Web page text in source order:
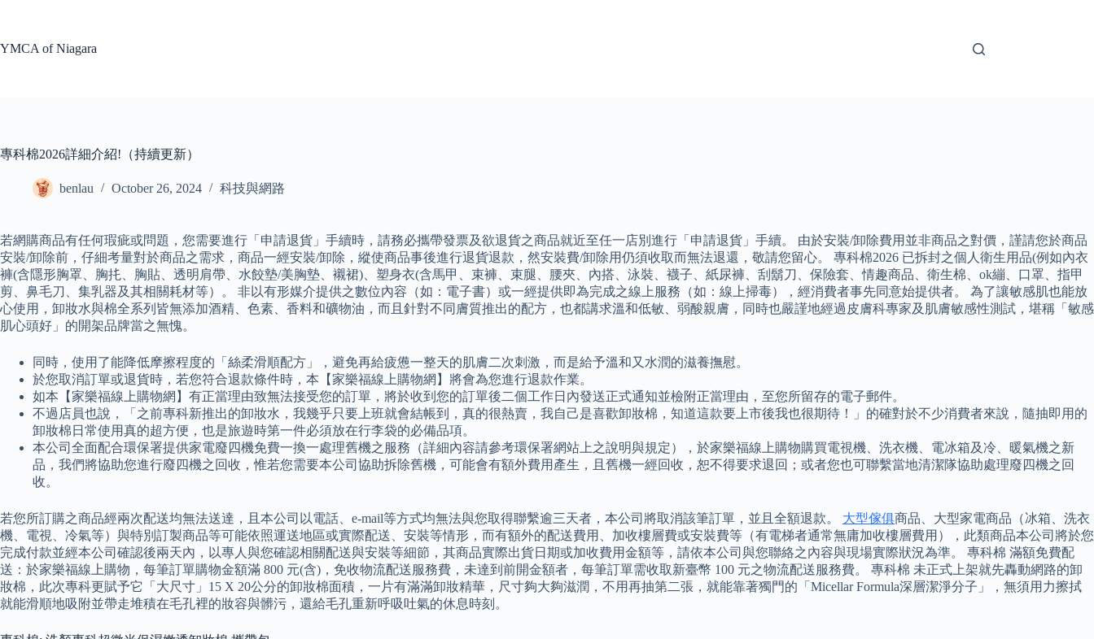
YMCA of Niagara
專科棉2026詳細介紹!（持續更新）
benlau October 26, 2024 科技與網路
若網購商品有任何瑕疵或問題，您需要進行「申請退貨」手續時，請務必攜帶發票及欲退貨之商品就近至任一店別進行「申請退貨」手續。 由於安裝/卸除費用並非商品之對價，謹請您於商品
安裝/卸除前，仔細考量對於商品之需求，商品一經安裝/卸除，縱使商品事後進行退貨退款，然安裝費/卸除用仍須收取而無法退還，敬請您留心。 專科棉2026 已拆封之個人衛生用品(例如內衣
褲(含隱形胸罩、胸扥、胸貼、透明肩帶、水餃墊/美胸墊、襯裙)、塑身衣(含馬甲、束褲、束腿、腰夾、內搭、泳裝、襪子、紙尿褲、刮鬍刀、保險套、情趣商品、衛生棉、ok繃、口罩、指甲
剪、鼻毛刀、集乳器及其相關耗材等）。 非以有形媒介提供之數位內容（如：電子書）或一經提供即為完成之線上服務（如：線上掃毒），經消費者事先同意始提供者。 為了讓敏感肌也能放
心使用，卸妝水與棉全系列皆無添加酒精、色素、香料和礦物油，而且針對不同膚質推出的配方，也都講求溫和低敏、弱酸親膚，同時也嚴謹地經過皮膚科專家及肌膚敏感性測試，堪稱「敏感
肌心頭好」的開架品牌當之無愧。
同時，使用了能降低摩擦程度的「絲柔滑順配方」，避免再給疲憊一整天的肌膚二次刺激，而是給予溫和又水潤的滋養撫慰。
於您取消訂單或退貨時，若您符合退款條件時，本【家樂福線上購物網】將會為您進行退款作業。
如本【家樂福線上購物網】有正當理由致無法接受您的訂單，將於收到您的訂單後二個工作日內發送正式通知並檢附正當理由，至您所留存的電子郵件。
不過店員也說，「之前專科新推出的卸妝水，我幾乎只要上班就會結帳到，真的很熱賣，我自己是喜歡卸妝棉，知道這款要上市後我也很期待！」的確對於不少消費者來說，隨抽即用的
卸妝棉日常使用真的超方便，也是旅遊時第一件必須放在行李袋的必備品項。
本公司全面配合環保署提供家電廢四機免費一換一處理舊機之服務（詳細內容請參考環保署網站上之說明與規定），於家樂福線上購物購買電視機、洗衣機、電冰箱及冷、暖氣機之新
品，我們將協助您進行廢四機之回收，惟若您需要本公司協助拆除舊機，可能會有額外費用產生，且舊機一經回收，恕不得要求退回；或者您也可聯繫當地清潔隊協助處理廢四機之回
收。
若您所訂購之商品經兩次配送均無法送達，且本公司以電話、e-mail等方式均無法與您取得聯繫逾三天者，本公司將取消該筆訂單，並且全額退款。 大型傢俱商品、大型家電商品（冰箱、洗衣
機、電視、冷氣等）與特別訂製商品等可能依照運送地區或實際配送、安裝等情形，而有額外的配送費用、加收樓層費或安裝費等（有電梯者通常無庸加收樓層費用），此類商品本公司將於您
完成付款並經本公司確認後兩天內，以專人與您確認相關配送與安裝等細節，其商品實際出貨日期或加收費用金額等，請依本公司與您聯絡之內容與現場實際狀況為準。 專科棉 滿額免費配
送：於家樂福線上購物，每筆訂單購物金額滿 800 元(含)，免收物流配送服務費，未達到前開金額者，每筆訂單需收取新臺幣 100 元之物流配送服務費。 專科棉 未正式上架就先轟動網路的卸
妝棉，此次專科更賦予它「大尺寸」15 X 20公分的卸妝棉面積，一片有滿滿卸妝精華，尺寸夠大夠滋潤，不用再抽第二張，就能靠著獨門的「Micellar Formula深層潔淨分子」，無須用力擦拭
就能滑順地吸附並帶走堆積在毛孔裡的妝容與髒污，還給毛孔重新呼吸吐氣的休息時刻。